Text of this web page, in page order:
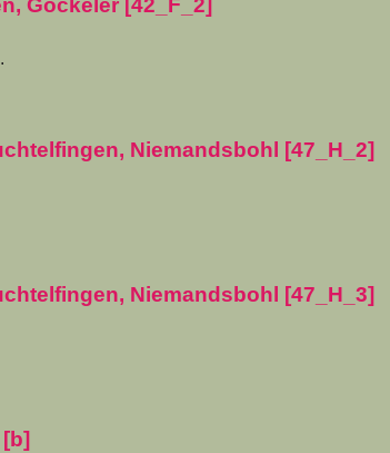
Gockeler [42_F_2]
Niemandsbohl [47_H_2]
Niemandsbohl [47_H_3]